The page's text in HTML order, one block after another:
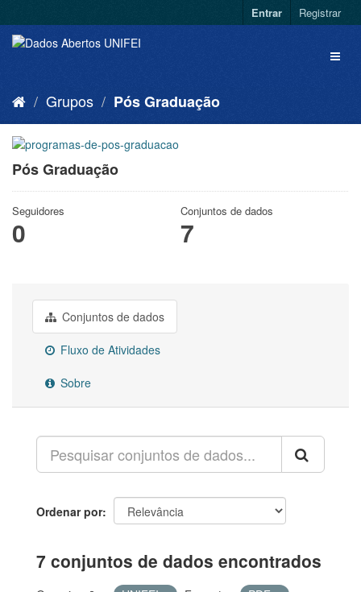
Entrar Registrar
Grupos Pós Graduação
Pós Graduação
Seguidores
0
Conjuntos de dados
7
Conjuntos de dados
Fluxo de Atividades
Sobre
Ordenar por
7 conjuntos de dados encontrados